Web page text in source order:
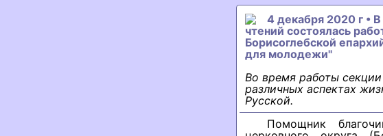
4 декабря 2020 г •
чтений состоялась
Борисоглебской
для молодежи"
Во время работы
различных аспектах
Русской.
Помощник